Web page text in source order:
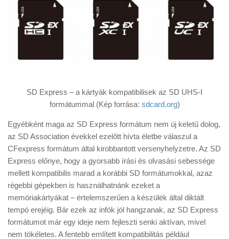
SD Express – a kártyák kompatibilisek az SD UHS-I
formátummal (Kép forrása: sdcard.org)
Egyébként maga az SD Express formátum nem új keletű dolog,
az SD Association évekkel ezelőtt hívta életbe válaszul a
CFexpress formátum által kirobbantott versenyhelyzetre. Az SD
Express előnye, hogy a gyorsabb írási és olvasási sebessége
mellett kompatibilis marad a korábbi SD formátumokkal, azaz
régebbi gépekben is használhatnánk ezeket a
memóriakártyákat – értelemszerűen a készülék által diktált
tempó erejéig. Bár ezek az infók jól hangzanak, az SD Express
formátumot már egy ideje nem fejleszti senki aktívan, mivel
nem tökéletes. A fentebb említett kompatibilitás például